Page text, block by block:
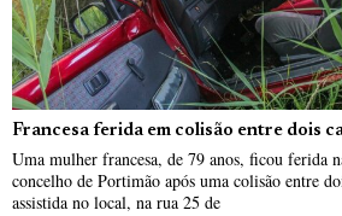
Francesa ferida em colisão entre dois
Uma mulher francesa, de 79 anos, ficou ferida
concelho de Portimão após uma colisão entre
assistida no local, na rua 25 de